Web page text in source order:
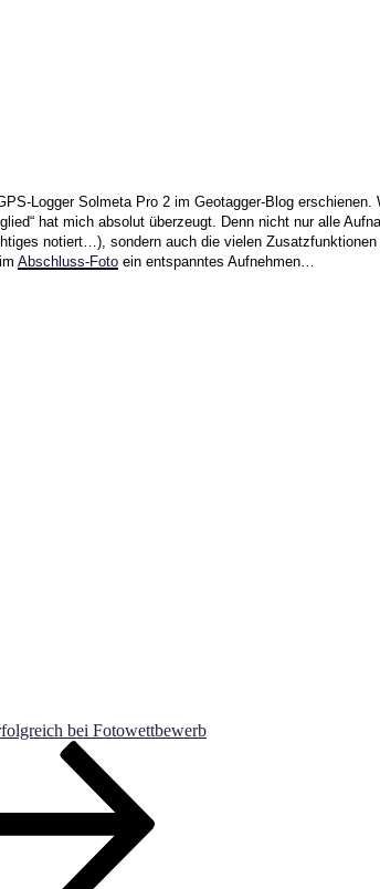
Logger Solmeta Pro 2 im Geotagger-Blog erschienen.
hat mich absolut überzeugt. Denn nicht nur alle
notiert…), sondern auch die vielen
Abschluss-Foto ein entspanntes Aufnehmen…
bei Fotowettbewerb